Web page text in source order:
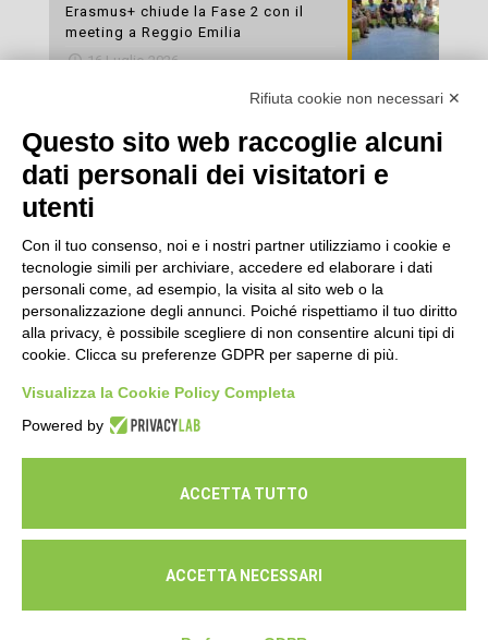
Erasmus+ chiude la Fase 2 con il
meeting a Reggio Emilia
16 Luglio 2026
Esami di laboratorio preventivi
cura della propria salute
16 Luglio 2026
© Cooperativa L'Ovile. Iscr.Reg.Imp.R.E. e P.IVA 01541120356 -
Rifiuta cookie non necessari ✕
Questo sito web raccoglie alcuni
dati personali dei visitatori e
utenti
Con il tuo consenso, noi e i nostri partner utilizziamo i cookie e
tecnologie simili per archiviare, accedere ed elaborare i dati
personali come, ad esempio, la visita al sito web o la
personalizzazione degli annunci. Poiché rispettiamo il tuo diritto
alla privacy, è possibile scegliere di non consentire alcuni tipi di
cookie. Clicca su preferenze GDPR per saperne di più.
Visualizza la Cookie Policy Completa
Powered by
ACCETTA TUTTO
ACCETTA NECESSARI